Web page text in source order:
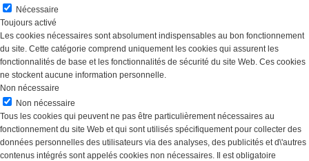
Nécessaire
Toujours activé
Les cookies nécessaires sont absolument indispensables au bon fonctionnement
du site. Cette catégorie comprend uniquement les cookies qui assurent les
fonctionnalités de base et les fonctionnalités de sécurité du site Web. Ces cookies
ne stockent aucune information personnelle.
Non nécessaire
Non nécessaire
Tous les cookies qui peuvent ne pas être particulièrement nécessaires au
fonctionnement du site Web et qui sont utilisés spécifiquement pour collecter des
données personnelles des utilisateurs via des analyses, des publicités et d\'autres
contenus intégrés sont appelés cookies non nécessaires. Il est obligatoire